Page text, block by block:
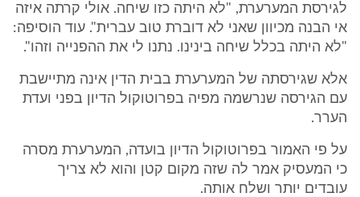
לגירסת המערערת, "לא היתה כזו שיחה. אולי קרתה איזה
אי הבנה מכיוון שאני לא דוברת טוב עברית". עוד הוסיפה:
"לא היתה בכלל שיחה בינינו. נתנו לי את ההפנייה וזהו".
אלא שגירסתה של המערערת בבית הדין אינה מתיישבת
עם הגירסה שנרשמה מפיה בפרוטוקול הדיון בפני ועדת
הערר.
על פי האמור בפרוטוקול הדיון בועדה, המערערת מסרה
כי המעסיק אמר לה שזה מקום קטן והוא לא צריך
עובדים יותר ושלח אותה.